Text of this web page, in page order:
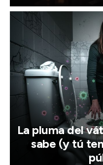
La pluma del
sabe (y tú